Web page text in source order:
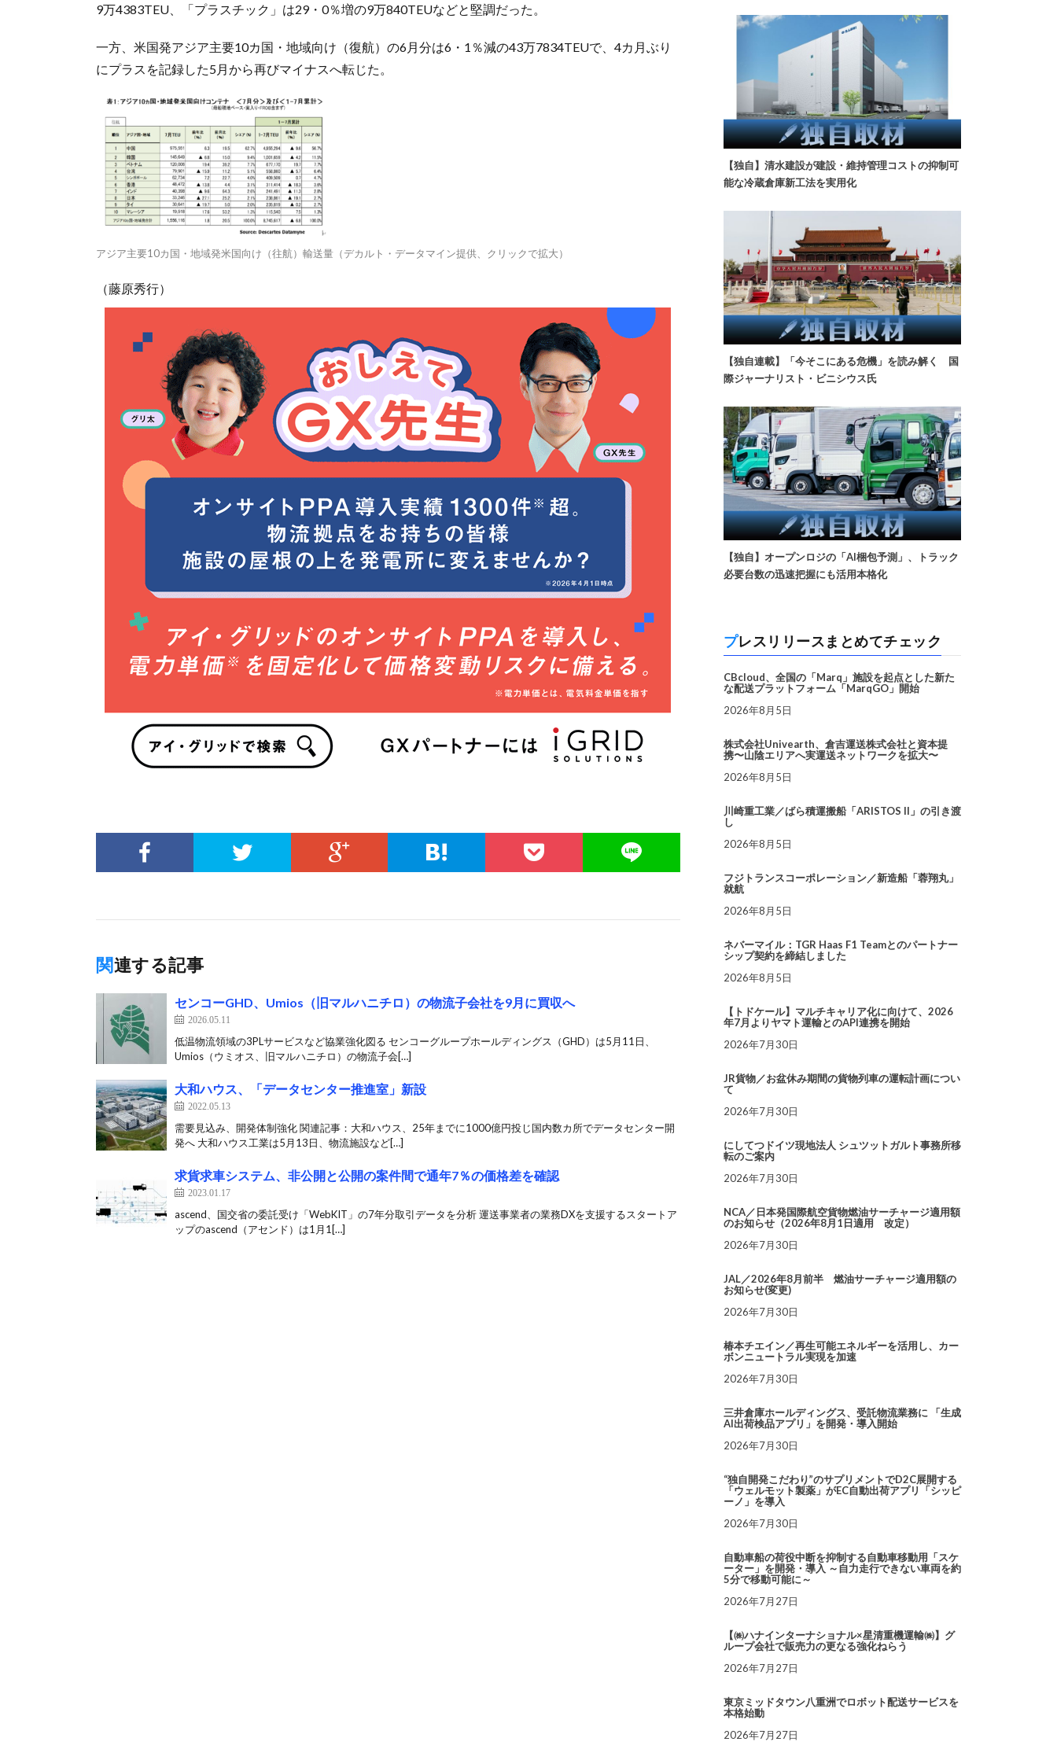
9万4383TEU、「プラスチック」は29・0％増の9万840TEUなどと堅調だった。
一方、米国発アジア主要10カ国・地域向け（復航）の6月分は6・1％減の43万7834TEUで、4カ月ぶり
にプラスを記録した5月から再びマイナスへ転じた。
アジア主要10カ国・地域発米国向け（往航）輸送量（デカルト・データマイン提供、クリックで拡大）
（藤原秀行）
関連する記事
センコーGHD、Umios（旧マルハニチロ）の物流子会社を9月に買収へ
2026.05.11
低温物流領域の3PLサービスなど協業強化図る センコーグループホールディングス（GHD）は5月11日、
Umios（ウミオス、旧マルハニチロ）の物流子会[…]
大和ハウス、「データセンター推進室」新設
2022.05.13
需要見込み、開発体制強化 関連記事：大和ハウス、25年までに1000億円投じ国内数カ所でデータセンター開
発へ 大和ハウス工業は5月13日、物流施設など[…]
求貨求車システム、非公開と公開の案件間で通年7％の価格差を確認
2023.01.17
ascend、国交省の委託受け「WebKIT」の7年分取引データを分析 運送事業者の業務DXを支援するスタートア
ップのascend（アセンド）は1月1[…]
【独自】清水建設が建設・維持管理コストの抑制可
能な冷蔵倉庫新工法を実用化
【独自連載】「今そこにある危機」を読み解く 国
際ジャーナリスト・ビニシウス氏
【独自】オープンロジの「AI梱包予測」、トラック
必要台数の迅速把握にも活用本格化
プレスリリースまとめてチェック
CBcloud、全国の「Marq」施設を起点とした新た
な配送プラットフォーム「MarqGO」開始
2026年8月5日
株式会社Univearth、倉吉運送株式会社と資本提
携〜山陰エリアへ実運送ネットワークを拡大〜
2026年8月5日
川崎重工業／ばら積運搬船「ARISTOS II」の引き渡
し
2026年8月5日
フジトランスコーポレーション／新造船「蓉翔丸」
就航
2026年8月5日
ネバーマイル：TGR Haas F1 Teamとのパートナー
シップ契約を締結しました
2026年8月5日
【トドケール】マルチキャリア化に向けて、2026
年7月よりヤマト運輸とのAPI連携を開始
2026年7月30日
JR貨物／お盆休み期間の貨物列車の運転計画につい
て
2026年7月30日
にしてつドイツ現地法人 シュツットガルト事務所移
転のご案内
2026年7月30日
NCA／日本発国際航空貨物燃油サーチャージ適用額
のお知らせ（2026年8月1日適用 改定）
2026年7月30日
JAL／2026年8月前半 燃油サーチャージ適用額の
お知らせ(変更)
2026年7月30日
椿本チエイン／再生可能エネルギーを活用し、カー
ボンニュートラル実現を加速
2026年7月30日
三井倉庫ホールディングス、受託物流業務に 「生成
AI出荷検品アプリ」を開発・導入開始
2026年7月30日
“独自開発こだわり”のサプリメントでD2C展開する
「ウェルモット製薬」がEC自動出荷アプリ「シッピ
ーノ」を導入
2026年7月30日
自動車船の荷役中断を抑制する自動車移動用「スケ
ーター」を開発・導入 ～自力走行できない車両を約
5分で移動可能に～
2026年7月27日
【㈱ハナインターナショナル×星清重機運輸㈱】グ
ループ会社で販売力の更なる強化ねらう
2026年7月27日
東京ミッドタウン八重洲でロボット配送サービスを
本格始動
2026年7月27日